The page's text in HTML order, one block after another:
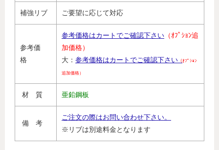
補強リブ ご要望に応じて対応
参考価
格
参考価格はカートでご確認下さい （ｵﾌﾟｼｮﾝ追
加価格）
大： 参考価格はカートでご確認下さい （ｵﾌﾟｼｮﾝ
追加価格）
材 質 亜鉛鋼板
備 考
ご注文の際はお問い合わせ下さい。
※リブは別途料金となります